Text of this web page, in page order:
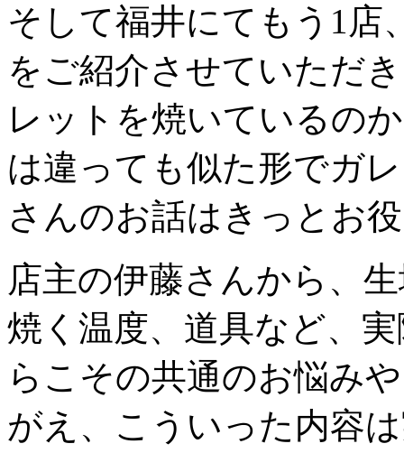
そして福井にてもう1店
をご紹介させていただ
レットを焼いているの
は違っても似た形でガ
さんのお話はきっとお
店主の伊藤さんから、
焼く温度、道具など、
らこその共通のお悩み
がえ、こういった内容